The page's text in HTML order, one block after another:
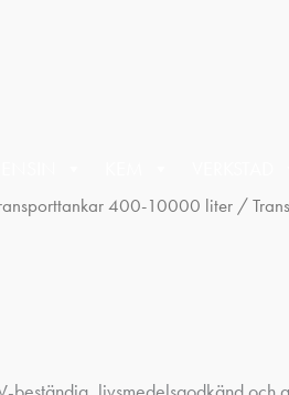
400-10000 liter /